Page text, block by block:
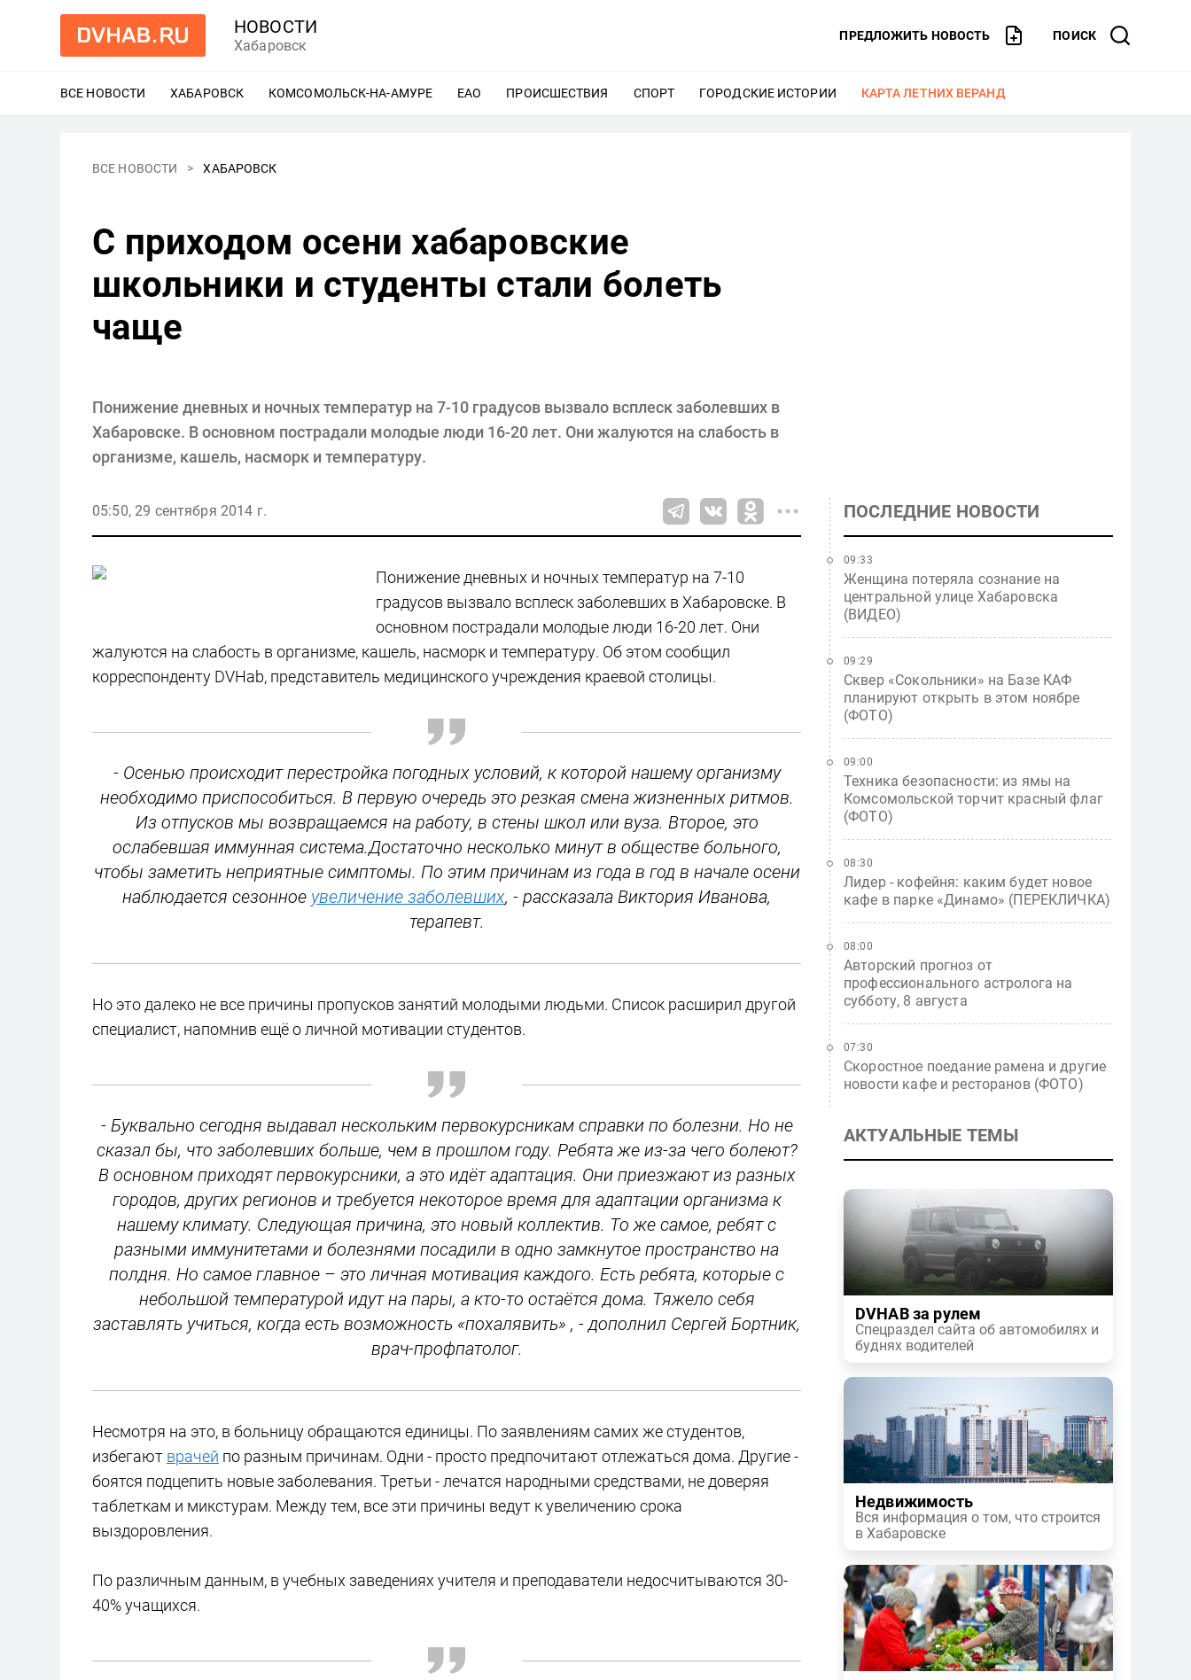
НОВОСТИ
Хабаровск
ПРЕДЛОЖИТЬ НОВОСТЬ ПОИСК
ВСЕ НОВОСТИ ХАБАРОВСК ЕЩЕ
КОМСОМОЛЬСК-НА-АМУРЕ ЕЩЕ
ЕАО ЕЩЕ
ПРОИСШЕСТВИЯ ЕЩЕ
СПОРТ ЕЩЕ
ГОРОДСКИЕ ИСТОРИИ ЕЩЕ
КАРТА ЛЕТНИХ ВЕРАНД
ВСЕ НОВОСТИ ХАБАРОВСК
С приходом осени хабаровские
школьники и студенты стали болеть
чаще
Понижение дневных и ночных температур на 7-10 градусов вызвало всплеск заболевших в
Хабаровске. В основном пострадали молодые люди 16-20 лет. Они жалуются на слабость в
организме, кашель, насморк и температуру.
05:50, 29 сентября 2014 г.
Понижение дневных и ночных температур на 7-10
градусов вызвало всплеск заболевших в Хабаровске. В
основном пострадали молодые люди 16-20 лет. Они
жалуются на слабость в организме, кашель, насморк и температуру. Об этом сообщил
корреспонденту DVHab, представитель медицинского учреждения краевой столицы.
- Осенью происходит перестройка погодных условий, к которой нашему организму
необходимо приспособиться. В первую очередь это резкая смена жизненных ритмов.
Из отпусков мы возвращаемся на работу, в стены школ или вуза. Второе, это
ослабевшая иммунная система.Достаточно несколько минут в обществе больного,
чтобы заметить неприятные симптомы. По этим причинам из года в год в начале осени
наблюдается сезонное увеличение заболевших, - рассказала Виктория Иванова,
терапевт.
Но это далеко не все причины пропусков занятий молодыми людьми. Список расширил другой
специалист, напомнив ещё о личной мотивации студентов.
- Буквально сегодня выдавал нескольким первокурсникам справки по болезни. Но не
сказал бы, что заболевших больше, чем в прошлом году. Ребята же из-за чего болеют?
В основном приходят первокурсники, а это идёт адаптация. Они приезжают из разных
городов, других регионов и требуется некоторое время для адаптации организма к
нашему климату. Следующая причина, это новый коллектив. То же самое, ребят с
разными иммунитетами и болезнями посадили в одно замкнутое пространство на
полдня. Но самое главное – это личная мотивация каждого. Есть ребята, которые с
небольшой температурой идут на пары, а кто-то остаётся дома. Тяжело себя
заставлять учиться, когда есть возможность «похалявить» , - дополнил Сергей Бортник,
врач-профпатолог.
Несмотря на это, в больницу обращаются единицы. По заявлениям самих же студентов,
избегают врачей по разным причинам. Одни - просто предпочитают отлежаться дома. Другие -
боятся подцепить новые заболевания. Третьи - лечатся народными средствами, не доверяя
таблеткам и микстурам. Между тем, все эти причины ведут к увеличению срока
выздоровления.
По различным данным, в учебных заведениях учителя и преподаватели недосчитываются 30-
40% учащихся.
ПОСЛЕДНИЕ НОВОСТИ
Женщина потеряла сознание на
центральной улице Хабаровска
(ВИДЕО)
09:33
Сквер «Сокольники» на Базе КАФ
планируют открыть в этом ноябре
(ФОТО)
09:29
Техника безопасности: из ямы на
Комсомольской торчит красный флаг
(ФОТО)
09:00
Лидер - кофейня: каким будет новое
кафе в парке «Динамо» (ПЕРЕКЛИЧКА)
08:30
Авторский прогноз от
профессионального астролога на
субботу, 8 августа
08:00
Скоростное поедание рамена и другие
новости кафе и ресторанов (ФОТО)
07:30
АКТУАЛЬНЫЕ ТЕМЫ
DVHAB за рулем
Спецраздел сайта об автомобилях и
буднях водителей
Недвижимость
Вся информация о том, что строится
в Хабаровске